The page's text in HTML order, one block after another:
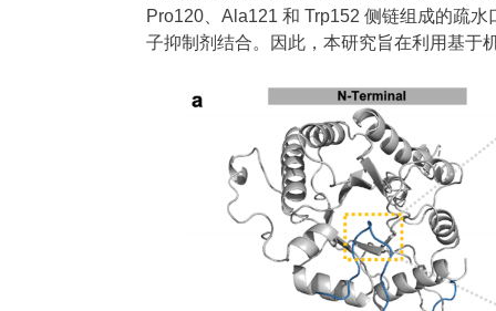
Pro120、Ala121 和 Trp152 侧链组成的疏
子抑制剂结合。因此，本研究旨在利用基于